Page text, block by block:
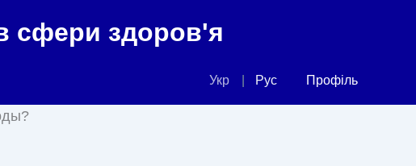
сфери здоров'я
Укр Рус Профіль